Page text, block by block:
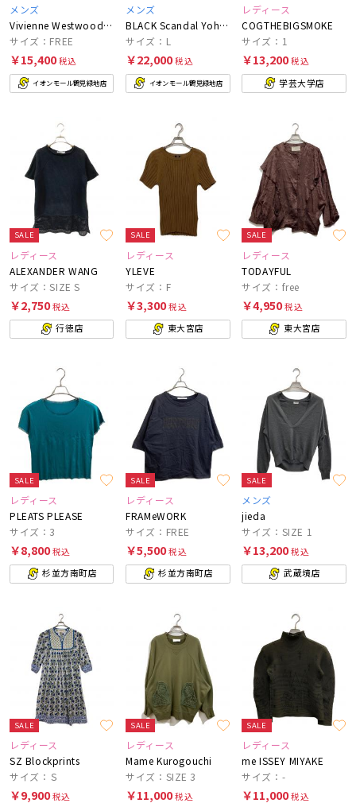
メンズ
Vivienne Westwood man
サイズ：FREE
￥15,400税込
イオンモール鶴見緑地店
メンズ
BLACK Scandal Yohji Yamamoto
サイズ：L
￥22,000税込
イオンモール鶴見緑地店
レディース
COGTHEBIGSMOKE
サイズ：1
￥13,200税込
学芸大学店
SALE
レディース
ALEXANDER WANG
サイズ：SIZE S
￥2,750税込
行徳店
SALE
レディース
YLEVE
サイズ：F
￥3,300税込
東大宮店
SALE
レディース
TODAYFUL
サイズ：free
￥4,950税込
東大宮店
SALE
レディース
PLEATS PLEASE
サイズ：3
￥8,800税込
杉並方南町店
SALE
レディース
FRAMeWORK
サイズ：FREE
￥5,500税込
杉並方南町店
SALE
メンズ
jieda
サイズ：SIZE 1
￥13,200税込
武蔵境店
SALE
レディース
SZ Blockprints
サイズ：Ｓ
￥9,900税込
SALE
レディース
Mame Kurogouchi
サイズ：SIZE 3
￥11,000税込
SALE
レディース
me ISSEY MIYAKE
サイズ：-
￥11,000税込